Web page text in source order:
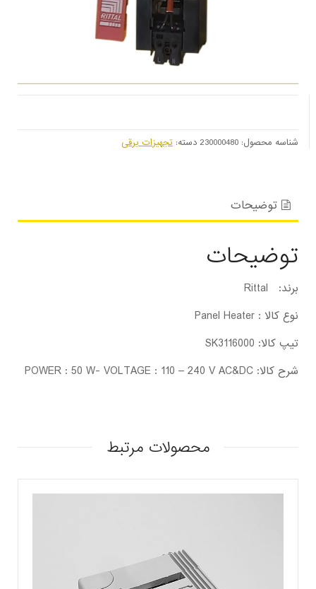
شناسه محصول: 230000480 دسته: تجهیزات برقی
توضیحات
توضیحات
برند: Rittal
نوع کالا : Panel Heater
تیپ کالا: SK3116000
شرح کالا: POWER : 50 W- VOLTAGE : 110 – 240 V AC&DC
محصولات مرتبط